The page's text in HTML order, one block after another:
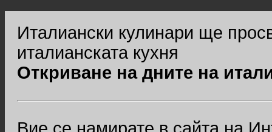
Италиански кулинари ще
италианската кухня
Откриване на дните на